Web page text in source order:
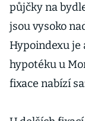
půjčky na
jsou vysoko
Hypoindexu je
hypotéku u
fixace nabízí